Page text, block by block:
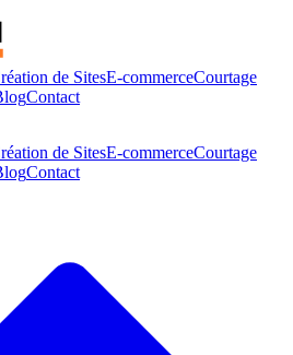
de SitesE-commerceCourtage
Contact
de SitesE-commerceCourtage
Contact